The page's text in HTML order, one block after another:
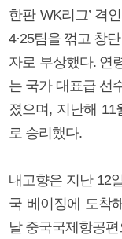
한판 WK리그’ 격
4·25팀을 꺾고 창
자로 부상했다. 연
는 국가 대표급 선
졌으며, 지난해 11
로 승리했다.
내고향은 지난 12
국 베이징에 도착
날 중국국제항공